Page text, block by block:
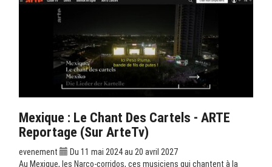
Mexique : Le Chant Des Cartels - ARTE
Reportage (sur ArteTv)
evenement
Du 11 mai 2024 au 20 avril 2027
Au Mexique, les Narco-corridos, ces musiciens qui chantent à la